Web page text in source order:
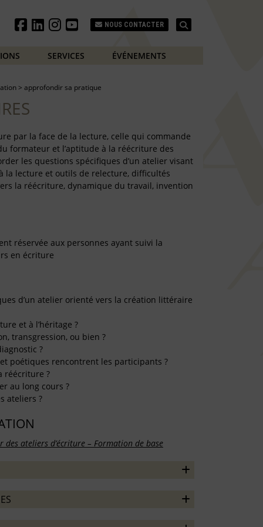
NOUS CONTACTER
SERVICES ÉVÉNEMENTS
> approfondir sa pratique
par la face de la lecture, celle qui commande
formateur et l’aptitude à la réécriture des
les questions spécifiques d’un atelier visant
la lecture et outils de relecture, difficultés
la réécriture, dynamique du travail, invention
réservée aux personnes ayant suivi la
en écriture
d’un atelier orienté vers la création littéraire
et à l’héritage ?
transgression, ou bien ?
?
poétiques rencontrent les participants ?
réécriture ?
au long cours ?
ateliers ?
des ateliers d’écriture – Formation de base